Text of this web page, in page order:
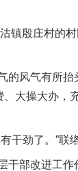
镇殷庄村的
风气有所抬
大操大办，
劲了。”联络
部改进工作